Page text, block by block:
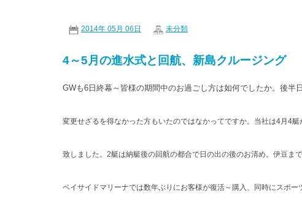
2014年 05月 06日 未分類
4～5月の進水式と回航、新島クルージング
GWも6日終幕～皆様の期間中のお過ごし方は如何でしたか。後半
変更せざるを得なかった方もいたのではなかってですか。当社は4月4艇
致しました。2艇は納艇後の回航の都合で日の出の後のお清め。伊豆まで
ベイサイドマリーナでは数年ぶりにお客様が復活～購入、同時にスポー